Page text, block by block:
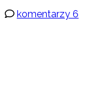
komentarzy 6